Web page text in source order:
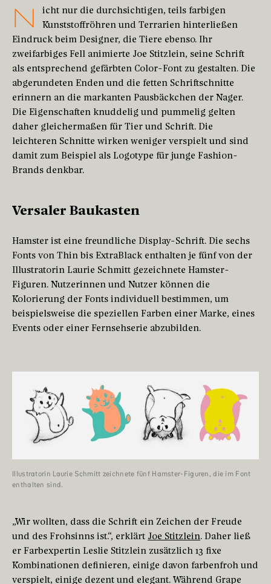
N
icht nur die durchsichtigen, teils farbigen
Kunststoffröhren und Terrarien hinterließen
Eindruck beim Designer, die Tiere ebenso. Ihr
zweifarbiges Fell animierte Joe Stitzlein, seine Schrift
als entsprechend gefärbten Color-Font zu gestalten. Die
abgerundeten Enden und die fetten Schriftschnitte
erinnern an die markanten Pausbäckchen der Nager.
Die Eigenschaften knuddelig und pummelig gelten
daher gleichermaßen für Tier und Schrift. Die
leichteren Schnitte wirken weniger verspielt und sind
damit zum Beispiel als Logotype für junge Fashion-
Brands denkbar.
Versaler Baukasten
Hamster ist eine freundliche Display-Schrift. Die sechs
Fonts von Thin bis ExtraBlack enthalten je fünf von der
Illustratorin Laurie Schmitt gezeichnete Hamster-
Figuren. Nutzerinnen und Nutzer können die
Kolorierung der Fonts individuell bestimmen, um
beispielsweise die speziellen Farben einer Marke, eines
Events oder einer Fernsehserie abzubilden.
Illustratorin Laurie Schmitt zeichnete fünf Hamster-Figuren, die im Font
enthalten sind.
„Wir wollten, dass die Schrift ein Zeichen der Freude
und des Frohsinns ist.“, erklärt Joe Stitzlein. Daher ließ
er Farbexpertin Leslie Stitzlein zusätzlich 13 fixe
Kombinationen definieren, einige davon farbenfroh und
verspielt, einige dezent und elegant. Während Grape